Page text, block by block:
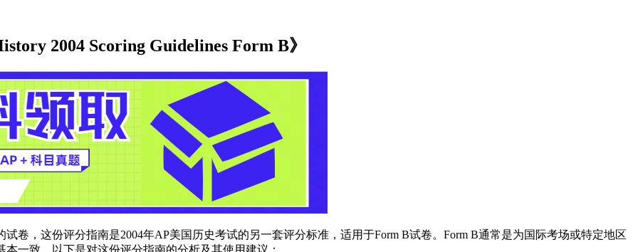
2004 Scoring Guidelines Form B》
试卷，这份评分指南是2004年AP美国历史考试的另一套评分标准，适用于Form B试卷。Form B通常是为国际考场或特定地区
一致。以下是对这份评分指南的分析及其使用建议：